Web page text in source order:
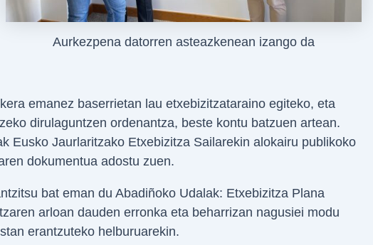
Aurkezpena datorren asteazkenean izango da
emanez baserrietan lau etxebizitzataraino egiteko, eta
dirulaguntzen ordenantza, beste kontu batzuen artean.
Eusko Jaurlaritzako Etxebizitza Sailarekin alokairu publikoko
dokumentua adostu zuen.
bat eman du Abadiñoko Udalak: Etxebizitza Plana
arloan dauden erronka eta beharrizan nagusiei modu
erantzuteko helburuarekin.